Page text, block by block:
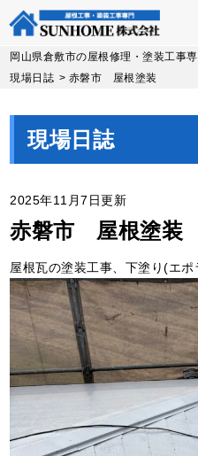
Skip
to
岡山県倉敷市の屋根修理・塗装工事
現場日誌 > 赤磐市 屋根塗装
現場日誌
2025年11月7日更新
赤磐市 屋根塗装
屋根瓦の塗装工事、下塗り(エ